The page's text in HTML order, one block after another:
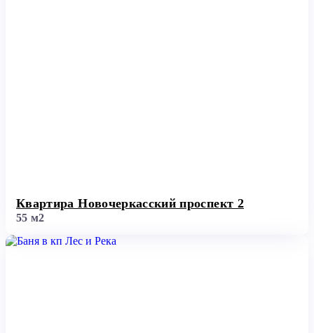
Квартира Новочеркасский проспект 2
55 м2